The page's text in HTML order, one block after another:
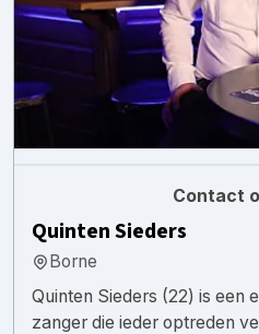
Contact
Quinten Sieders
Borne
Quinten Sieders (22) is een
zanger die ieder optreden